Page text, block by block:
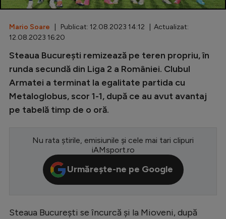
Inedit
Clasamente
Champions League
Europa League
CM 2026
Premier League
LaLiga
Bundesliga
Mario Soare | Publicat: 12.08.2023 14:12 | Actualizat:
12.08.2023 16:20
Steaua București remizează pe teren propriu, în
runda secundă din Liga 2 a României. Clubul
Armatei a terminat la egalitate partida cu
Metaloglobus, scor 1-1, după ce au avut avantaj
pe tabelă timp de o oră.
Nu rata știrile, emisiunile și cele mai tari clipuri
iAMsport.ro
Urmărește-ne pe Google
Steaua București se încurcă și la Mioveni, după